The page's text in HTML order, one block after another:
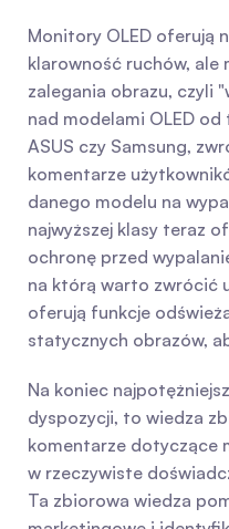
Monitory OLED oferują
klarowność ruchów, ale
zalegania obrazu, czyli
nad modelami OLED
ASUS czy Samsung,
komentarze
danego modelu na
najwyższej klasy teraz
ochronę przed
na którą warto zwrócić
oferują funkcje
statycznych obrazów,
Na koniec
dyspozycji, to wiedza
komentarze dotyczące
w rzeczywiste
Ta zbiorowa wiedza